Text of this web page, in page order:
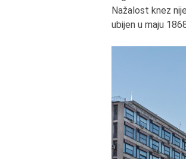
Nažalost knez
ubijen u maju